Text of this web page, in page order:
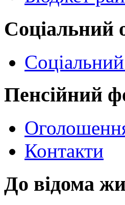
Соціальний
Пенсійний
Контакти
До відома